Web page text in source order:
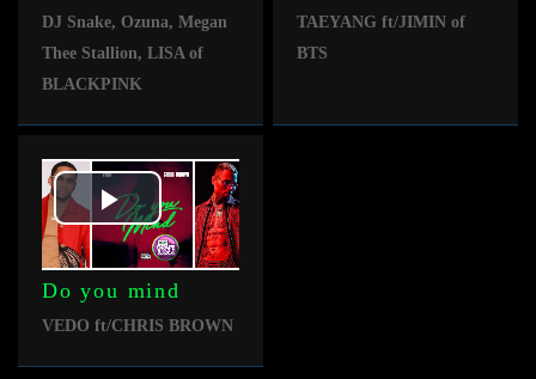
DJ Snake, Ozuna, Megan
Thee Stallion, LISA of
BLACKPINK
TAEYANG ft/JIMIN of
BTS
Play
Video
Do you mind
VEDO ft/CHRIS BROWN